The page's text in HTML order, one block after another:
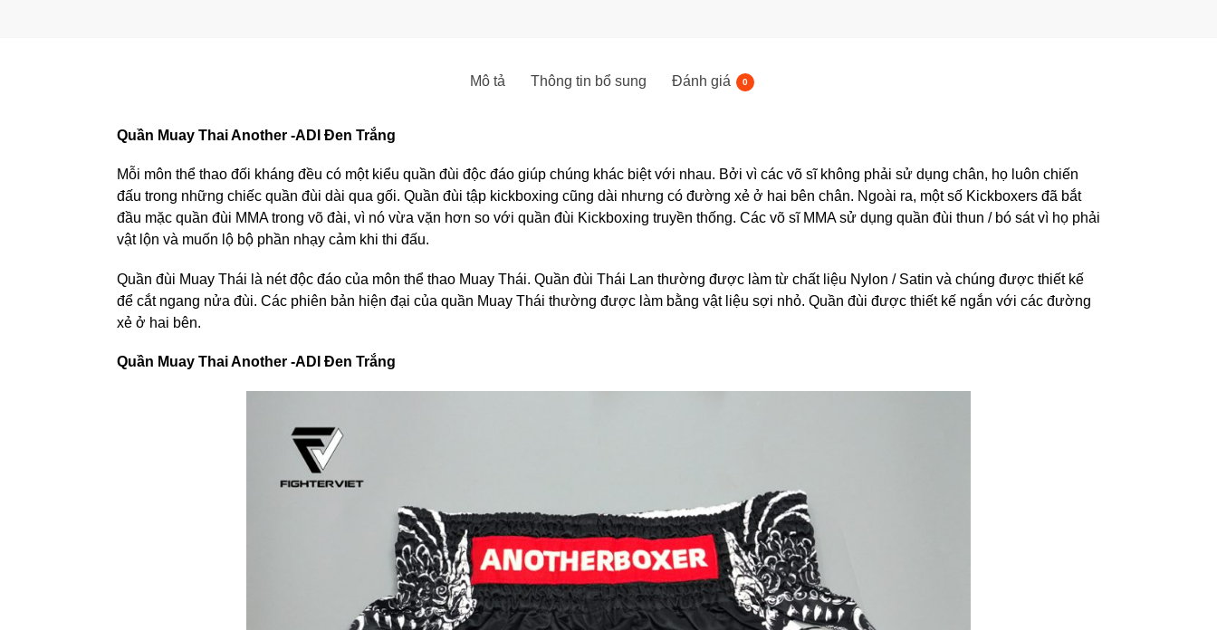
Mô tả Thông tin bổ sung Đánh giá 0
Quần Muay Thai Another -ADI Đen Trắng
Mỗi môn thể thao đối kháng đều có một kiểu quần đùi độc đáo giúp chúng khác biệt với nhau. Bởi vì các võ sĩ không phải sử dụng chân, họ luôn chiến
đấu trong những chiếc quần đùi dài qua gối. Quần đùi tập kickboxing cũng dài nhưng có đường xẻ ở hai bên chân. Ngoài ra, một số Kickboxers đã bắt
đầu mặc quần đùi MMA trong võ đài, vì nó vừa vặn hơn so với quần đùi Kickboxing truyền thống. Các võ sĩ MMA sử dụng quần đùi thun / bó sát vì họ phải
vật lộn và muốn lộ bộ phần nhạy cảm khi thi đấu.
Quần đùi Muay Thái là nét độc đáo của môn thể thao Muay Thái. Quần đùi Thái Lan thường được làm từ chất liệu Nylon / Satin và chúng được thiết kế
để cắt ngang nửa đùi. Các phiên bản hiện đại của quần Muay Thái thường được làm bằng vật liệu sợi nhỏ. Quần đùi được thiết kế ngắn với các đường
xẻ ở hai bên.
Quần Muay Thai Another -ADI Đen Trắng